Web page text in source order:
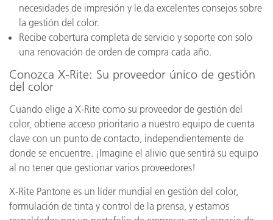
necesidades de impresión y le da excelentes consejos sobre
la gestión del color.
Recibe cobertura completa de servicio y soporte con solo
una renovación de orden de compra cada año.
Conozca X-Rite: Su proveedor único de gestión
del color
Cuando elige a X-Rite como su proveedor de gestión del
color, obtiene acceso prioritario a nuestro equipo de cuenta
clave con un punto de contacto, independientemente de
donde se encuentre. ¡Imagine el alivio que sentirá su equipo
al no tener que gestionar varios proveedores!
X-Rite Pantone es un líder mundial en gestión del color,
formulación de tinta y control de la prensa, y estamos